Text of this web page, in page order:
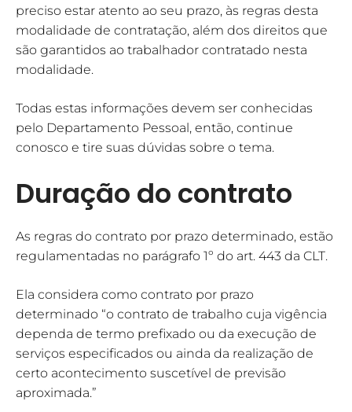
preciso estar atento ao seu prazo, às regras desta
modalidade de contratação, além dos direitos que
são garantidos ao trabalhador contratado nesta
modalidade.
Todas estas informações devem ser conhecidas
pelo Departamento Pessoal, então, continue
conosco e tire suas dúvidas sobre o tema.
Duração do contrato
As regras do contrato por prazo determinado, estão
regulamentadas no parágrafo 1º do art. 443 da CLT.
Ela considera como contrato por prazo
determinado “o contrato de trabalho cuja vigência
dependa de termo prefixado ou da execução de
serviços especificados ou ainda da realização de
certo acontecimento suscetível de previsão
aproximada.”